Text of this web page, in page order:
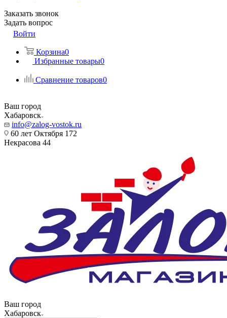
Заказать звонок
Задать вопрос
Войти
Корзина0
Избранные товары0
Сравнение товаров0
Ваш город
Хабаровск
info@zalog-vostok.ru
60 лет Октября 172
Некрасова 44
Ваш город
Хабаровск